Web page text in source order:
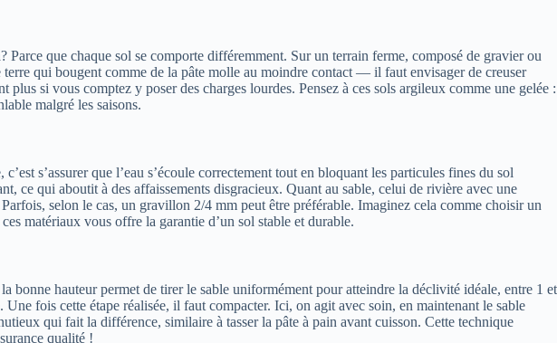
Parce que chaque sol se comporte différemment. Sur un terrain ferme, composé de gravier ou
qui bougent comme de la pâte molle au moindre contact — il faut envisager de creuser
si vous comptez y poser des charges lourdes. Pensez à ces sols argileux comme une gelée :
malgré les saisons.
s’assurer que l’eau s’écoule correctement tout en bloquant les particules fines du sol
ce qui aboutit à des affaissements disgracieux. Quant au sable, celui de rivière avec une
selon le cas, un gravillon 2/4 mm peut être préférable. Imaginez cela comme choisir un
matériaux vous offre la garantie d’un sol stable et durable.
bonne hauteur permet de tirer le sable uniformément pour atteindre la déclivité idéale, entre 1 et
fois cette étape réalisée, il faut compacter. Ici, on agit avec soin, en maintenant le sable
qui fait la différence, similaire à tasser la pâte à pain avant cuisson. Cette technique
qualité !